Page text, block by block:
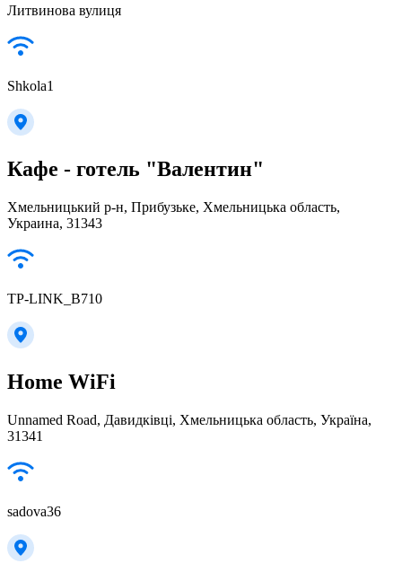
Литвинова вулиця
Shkola1
Кафе - готель "Валентин"
Хмельницький р-н, Прибузьке, Хмельницька область,
Украина, 31343
TP-LINK_B710
Home WiFi
Unnamed Road, Давидківці, Хмельницька область, Україна,
31341
sadova36